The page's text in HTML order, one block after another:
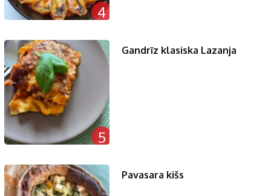
4
5
Gandrīz klasiska Lazanja
Pavasara kišs